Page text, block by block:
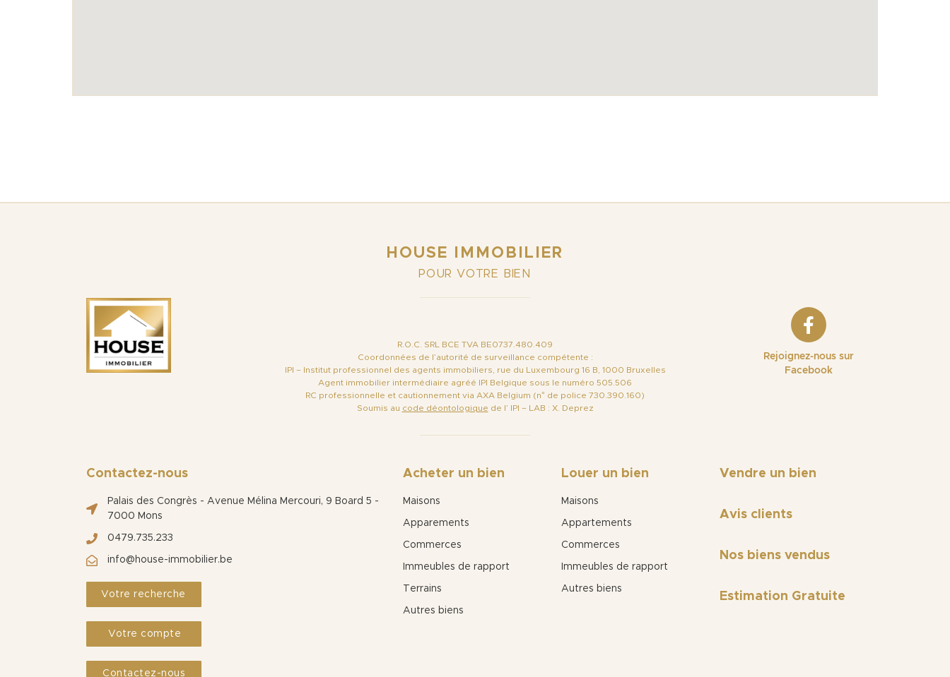
HOUSE IMMOBILIER
POUR VOTRE BIEN
R.O.C. SRL BCE TVA BE0737.480.409
Coordonnées de l’autorité de surveillance compétente :
IPI – Institut professionnel des agents immobiliers, rue du Luxembourg 16 B, 1000 Bruxelles
Agent immobilier intermédiaire agréé IPI Belgique sous le numéro 505.506
RC professionnelle et cautionnement via AXA Belgium (n° de police 730.390.160)
Soumis au code déontologique de l’ IPI – LAB : X. Deprez
Rejoignez-nous sur
Facebook
Contactez-nous
Palais des Congrès - Avenue Mélina Mercouri, 9 Board 5 -
7000 Mons
0479.735.233
info@house-immobilier.be
Votre recherche
Votre compte
Contactez-nous
Acheter un bien
Maisons
Apparements
Commerces
Immeubles de rapport
Terrains
Autres biens
Louer un bien
Maisons
Appartements
Commerces
Immeubles de rapport
Autres biens
Vendre un bien
Avis clients
Nos biens vendus
Estimation Gratuite